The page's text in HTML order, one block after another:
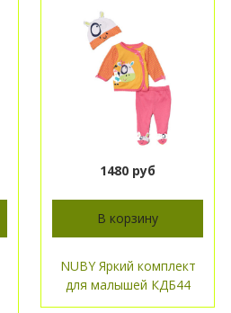
1480 руб
В корзину
NUBY Яркий комплект
для малышей КДБ44